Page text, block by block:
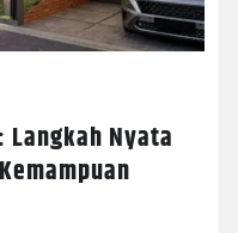
Langkah Nyata